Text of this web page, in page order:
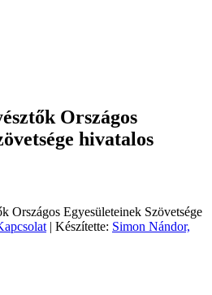
Országos
hivatalos
Országos Egyesületeinek Szövetsége
| Készítette: Simon Nándor,